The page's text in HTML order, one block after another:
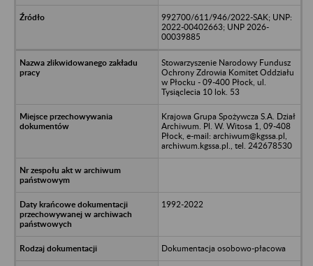
992700/611/946/2022-SAK; UNP:
2022-00402663; UNP 2026-
00039885
Stowarzyszenie Narodowy Fundusz
Ochrony Zdrowia Komitet Oddziału
w Płocku - 09-400 Płock, ul.
Tysiąclecia 10 lok. 53
Krajowa Grupa Spożywcza S.A. Dział
Archiwum. Pl. W. Witosa 1, 09-408
Płock, e-mail: archiwum@kgssa.pl,
archiwum.kgssa.pl., tel. 242678530
1992-2022
Dokumentacja osobowo-płacowa